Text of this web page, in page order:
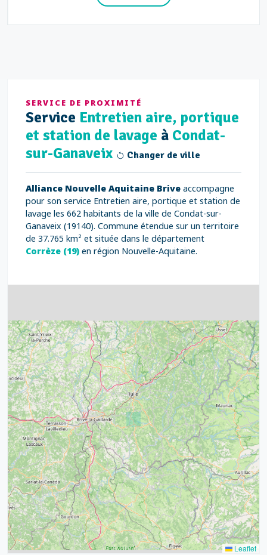
SERVICE DE PROXIMITÉ
Service Entretien aire, portique
et station de lavage à Condat-
sur-Ganaveix
Changer de ville
Alliance Nouvelle Aquitaine Brive accompagne
pour son service Entretien aire, portique et station de
lavage les 662 habitants de la ville de Condat-sur-
Ganaveix (19140). Commune étendue sur un territoire
de 37.765 km² et située dans le département
Corrèze (19) en région Nouvelle-Aquitaine.
4
15
21
14
32
39
52 68
43
Leaflet